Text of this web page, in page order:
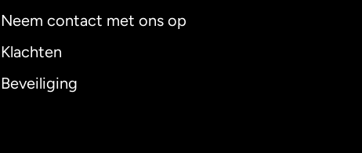
Neem contact met ons op
Klachten
Beveiliging